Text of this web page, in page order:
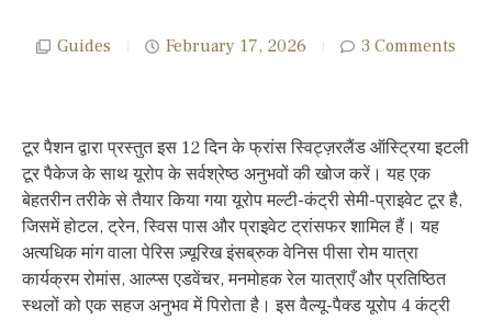
Guides February 17, 2026 3 Comments
टूर पैशन द्वारा प्रस्तुत इस 12 दिन के फ्रांस स्विट्ज़रलैंड ऑस्ट्रिया इटली
टूर पैकेज के साथ यूरोप के सर्वश्रेष्ठ अनुभवों की खोज करें। यह एक
बेहतरीन तरीके से तैयार किया गया यूरोप मल्टी-कंट्री सेमी-प्राइवेट टूर है,
जिसमें होटल, ट्रेन, स्विस पास और प्राइवेट ट्रांसफर शामिल हैं। यह
अत्यधिक मांग वाला पेरिस ज़्यूरिख इंसब्रुक वेनिस पीसा रोम यात्रा
कार्यक्रम रोमांस, आल्प्स एडवेंचर, मनमोहक रेल यात्राएँ और प्रतिष्ठित
स्थलों को एक सहज अनुभव में पिरोता है। इस वैल्यू-पैक्ड यूरोप 4 कंट्री